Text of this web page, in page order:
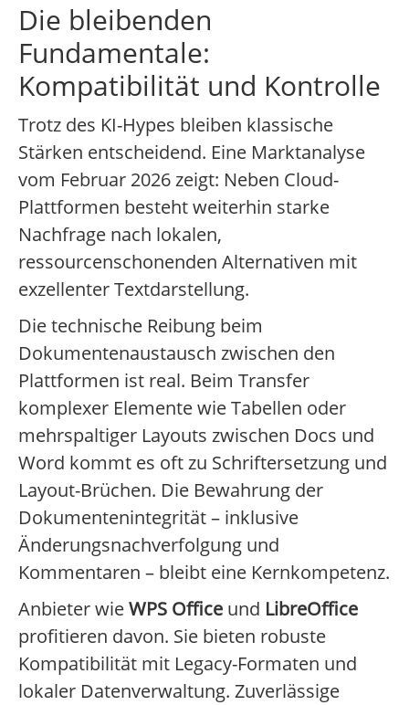
Die bleibenden
Fundamentale:
Kompatibilität und Kontrolle
Trotz des KI-Hypes bleiben klassische
Stärken entscheidend. Eine Marktanalyse
vom Februar 2026 zeigt: Neben Cloud-
Plattformen besteht weiterhin starke
Nachfrage nach lokalen,
ressourcenschonenden Alternativen mit
exzellenter Textdarstellung.
Die technische Reibung beim
Dokumentenaustausch zwischen den
Plattformen ist real. Beim Transfer
komplexer Elemente wie Tabellen oder
mehrspaltiger Layouts zwischen Docs und
Word kommt es oft zu Schriftersetzung und
Layout-Brüchen. Die Bewahrung der
Dokumentenintegrität – inklusive
Änderungsnachverfolgung und
Kommentaren – bleibt eine Kernkompetenz.
Anbieter wieWPS Office und LibreOffice
profitieren davon. Sie bieten robuste
Kompatibilität mit Legacy-Formaten und
lokaler Datenverwaltung. Zuverlässige